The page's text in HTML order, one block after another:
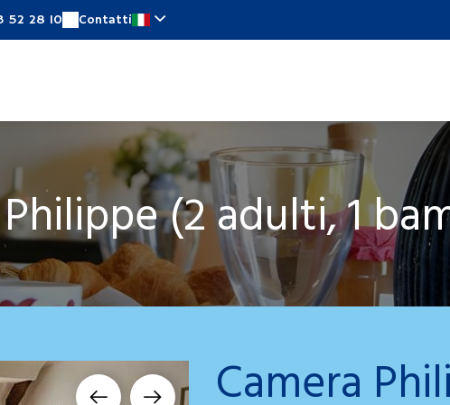
52 28 10 Contatti
Offerte speciali In prossimita Notizie
(2 adulti, 1
Camera